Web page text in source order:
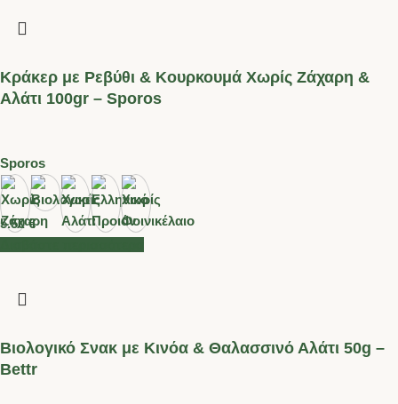
Κράκερ με Ρεβύθι & Κουρκουμά Χωρίς Ζάχαρη &
Αλάτι 100gr – Sporos
Sporos
5.50€
Βιολογικό Σνακ με Kινόα & Θαλασσινό Αλάτι 50g –
Bettr